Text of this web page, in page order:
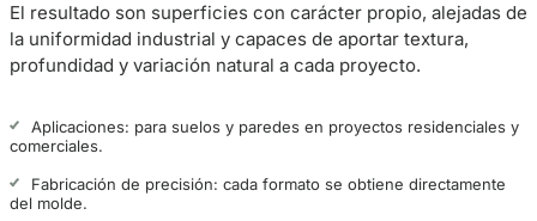
El resultado son superficies con carácter propio, alejadas de
la uniformidad industrial y capaces de aportar textura,
profundidad y variación natural a cada proyecto.
Aplicaciones: para suelos y paredes en proyectos residenciales y
comerciales.
Fabricación de precisión: cada formato se obtiene directamente
del molde.